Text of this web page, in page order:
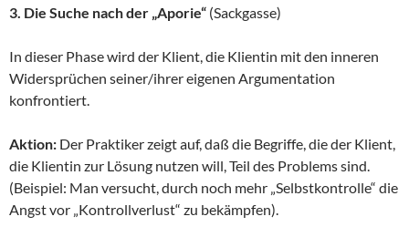
3. Die Suche nach der „Aporie“ (Sackgasse)
In dieser Phase wird der Klient, die Klientin mit den inneren
Widersprüchen seiner/ihrer eigenen Argumentation
konfrontiert.
Aktion: Der Praktiker zeigt auf, daß die Begriffe, die der Klient,
die Klientin zur Lösung nutzen will, Teil des Problems sind.
(Beispiel: Man versucht, durch noch mehr „Selbstkontrolle“ die
Angst vor „Kontrollverlust“ zu bekämpfen).